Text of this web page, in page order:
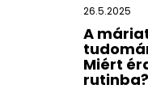
26.5.2025
A
Miért
rutinba?